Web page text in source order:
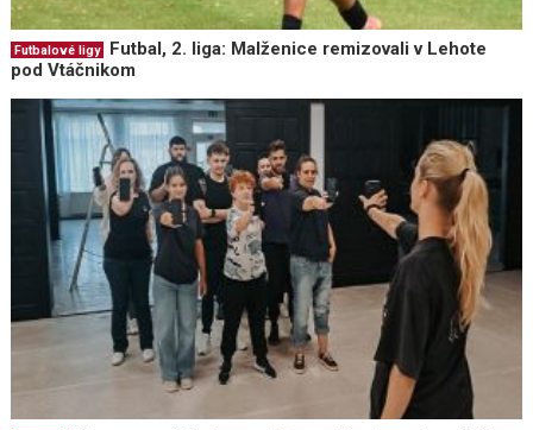
Futbalové ligy
Futbal, 2. liga: Malženice remizovali v Lehote
pod Vtáčnikom